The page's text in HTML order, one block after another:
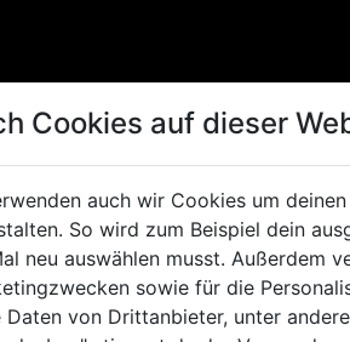
Cookies auf dieser
auch wir Cookies um
So wird zum Beispiel dein
neu auswählen musst. Außerdem
sowie für die
von Drittanbieter, unter